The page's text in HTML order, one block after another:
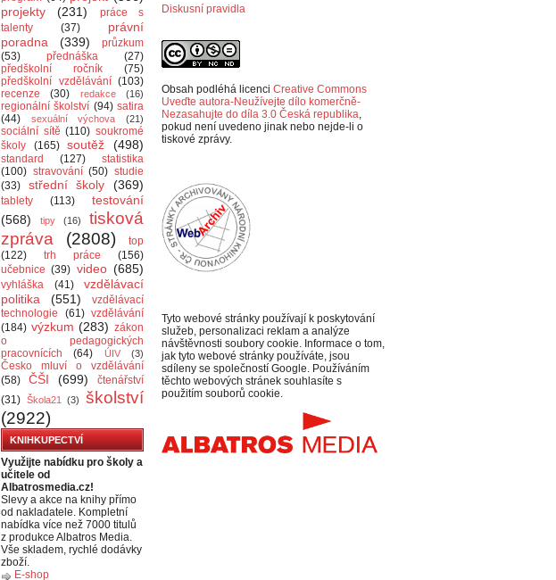
projekty
(231)
práce s
talenty
(37)
právní
poradna
(339)
průzkum
(53)
přednáška
(27)
předškolní ročník
(75)
předškolní vzdělávání (103)
recenze
(30) redakce (16)
regionální školství (94) satira
(44)
sexuální výchova (21)
sociální sítě (110) soukromé
školy
(165) soutěž (498)
standard (127)
statistika
(100) stravování (50) studie
(33)
střední školy (369)
tablety (113)
testování
(568)
tipy (16)
tisková
zpráva
(2808)
top
(122)
trh práce
(156)
učebnice (39) video (685)
vyhláška (41)
vzdělávací
politika
(551)
vzdělávací
technologie
(61) vzdělávání
(184) výzkum (283) zákon
o pedagogických
pracovnících
(64) ÚIV (3)
Česko mluví o vzdělávání
(58)
ČŠI (699)
čtenářství
(31) Škola21 (3)
školství
(2922)
KNIHKUPECTVÍ
Využijte nabídku pro školy a
učitele od
Albatrosmedia.cz!
Slevy a akce na knihy přímo
od nakladatele. Kompletní
nabídka více než 7000 titulů
z produkce Albatros Media.
Vše skladem, rychlé dodávky
zboží.
E-shop
Diskusní pravidla
Obsah podléhá licenci Creative Commons
Uveďte autora-Neužívejte dílo komerčně-
Nezasahujte do díla 3.0 Česká republika,
pokud není uvedeno jinak nebo nejde-li o
tiskové zprávy.
Tyto webové stránky používají k poskytování
služeb, personalizaci reklam a analýze
návštěvnosti soubory cookie. Informace o tom,
jak tyto webové stránky používáte, jsou
sdíleny se společností Google. Používáním
těchto webových stránek souhlasíte s
použitím souborů cookie.